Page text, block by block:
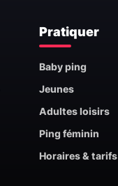
Pratiquer
Baby ping
Jeunes
Adultes loisirs
Ping féminin
Horaires & tarifs